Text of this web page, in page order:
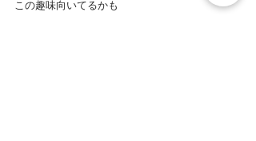
この趣味向いてるかも